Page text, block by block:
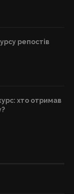
репостів
хто отримав